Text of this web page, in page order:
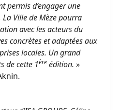
permis d’engager une
Ville de Mèze pourra
avec les acteurs du
concrètes et adaptées aux
locales. Un grand
de cette 1ère édition. »